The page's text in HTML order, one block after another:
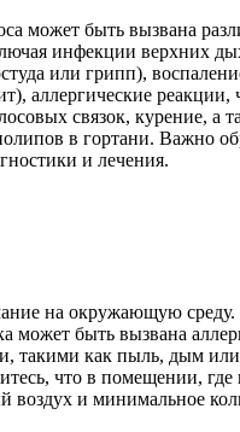
может быть вызвана
инфекции верхних
или грипп),
аллергические реакции,
связок, курение, а
в гортани. Важно
и лечения.
на окружающую среду.
может быть вызвана
такими как пыль, дым
что в помещении, где
воздух и минимальное